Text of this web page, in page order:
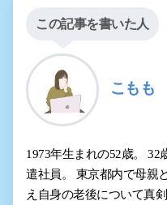
この記事を書いた人
こもも
1973年生まれの52歳。
遣社員。 東京都内で母親
え自身の老後について真